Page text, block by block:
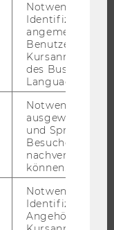
Notwendig zur
Identifizierung
angemeldeten
Benutzers im
des Business
Language
Notwendig um
ausgewählte
und
Besuchers
nachverfolgen
können.
Notwendig zur
Identifizierung
Angehörige/r für